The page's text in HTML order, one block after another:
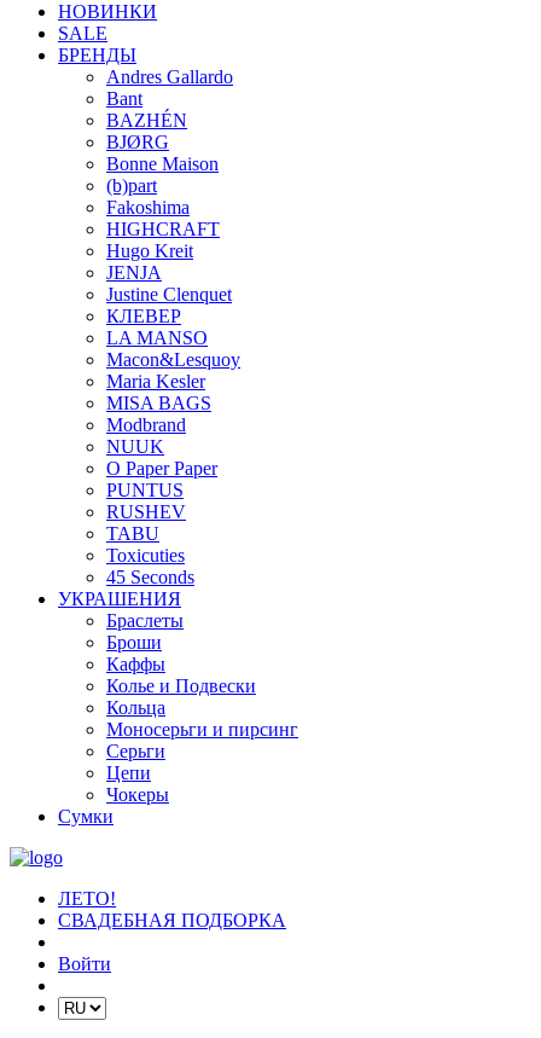
НОВИНКИ
SALE
БРЕНДЫ
Andres Gallardo
Bant
BAZHÉN
BJØRG
Bonne Maison
(b)part
Fakoshima
HIGHCRAFT
Hugo Kreit
JENJA
Justine Clenquet
КЛЕВЕР
LA MANSO
Macon&Lesquoy
Maria Kesler
MISA BAGS
Modbrand
NUUK
O Paper Paper
PUNTUS
RUSHEV
TABU
Toxicuties
45 Seconds
УКРАШЕНИЯ
Браслеты
Броши
Каффы
Колье и Подвески
Кольца
Моносерьги и пирсинг
Серьги
Цепи
Чокеры
Сумки
ЛЕТО!
СВАДЕБНАЯ ПОДБОРКА
Войти